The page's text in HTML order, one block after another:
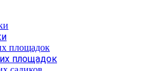
площадок